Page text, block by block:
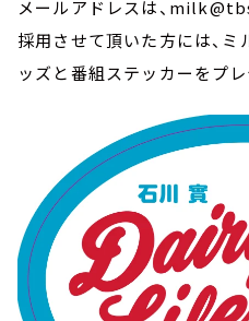
メールアドレスは、
採用させて頂いた方には、
ッズと番組ステッカーをプレ